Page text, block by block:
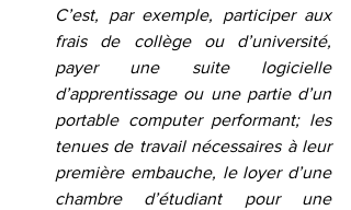
C’est, par exemple, participer aux
frais de collège ou d’université,
payer une suite logicielle
d’apprentissage ou une partie d’un
portable computer performant; les
tenues de travail nécessaires à leur
première embauche, le loyer d’une
chambre d’étudiant pour une